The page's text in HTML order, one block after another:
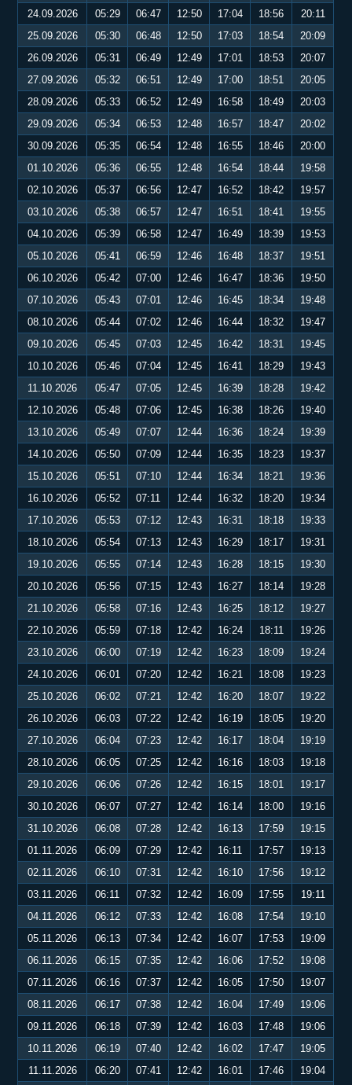
24.09.2026
05:29 06:47 12:50 17:04 18:56
20:11
25.09.2026
05:30 06:48 12:50 17:03 18:54
20:09
26.09.2026
05:31 06:49 12:49 17:01 18:53
20:07
27.09.2026
05:32 06:51 12:49 17:00 18:51
20:05
28.09.2026
05:33 06:52 12:49 16:58 18:49
20:03
29.09.2026
05:34 06:53 12:48 16:57 18:47
20:02
30.09.2026
05:35 06:54 12:48 16:55 18:46
20:00
01.10.2026
05:36 06:55 12:48 16:54 18:44
19:58
02.10.2026
05:37 06:56 12:47 16:52 18:42
19:57
03.10.2026
05:38 06:57 12:47 16:51 18:41
19:55
04.10.2026
05:39 06:58 12:47 16:49 18:39
19:53
05.10.2026
05:41 06:59 12:46 16:48 18:37
19:51
06.10.2026
05:42 07:00 12:46 16:47 18:36
19:50
07.10.2026
05:43 07:01 12:46 16:45 18:34
19:48
08.10.2026
05:44 07:02 12:46 16:44 18:32
19:47
09.10.2026
05:45 07:03 12:45 16:42 18:31
19:45
10.10.2026
05:46 07:04 12:45 16:41 18:29
19:43
11.10.2026
05:47 07:05 12:45 16:39 18:28
19:42
12.10.2026
05:48 07:06 12:45 16:38 18:26
19:40
13.10.2026
05:49 07:07 12:44 16:36 18:24
19:39
14.10.2026
05:50 07:09 12:44 16:35 18:23
19:37
15.10.2026
05:51 07:10 12:44 16:34 18:21
19:36
16.10.2026
05:52 07:11 12:44 16:32 18:20
19:34
17.10.2026
05:53 07:12 12:43 16:31 18:18
19:33
18.10.2026
05:54 07:13 12:43 16:29 18:17
19:31
19.10.2026
05:55 07:14 12:43 16:28 18:15
19:30
20.10.2026
05:56 07:15 12:43 16:27 18:14
19:28
21.10.2026
05:58 07:16 12:43 16:25 18:12
19:27
22.10.2026
05:59 07:18 12:42 16:24 18:11
19:26
23.10.2026
06:00 07:19 12:42 16:23 18:09
19:24
24.10.2026
06:01 07:20 12:42 16:21 18:08
19:23
25.10.2026
06:02 07:21 12:42 16:20 18:07
19:22
26.10.2026
06:03 07:22 12:42 16:19 18:05
19:20
27.10.2026
06:04 07:23 12:42 16:17 18:04
19:19
28.10.2026
06:05 07:25 12:42 16:16 18:03
19:18
29.10.2026
06:06 07:26 12:42 16:15 18:01
19:17
30.10.2026
06:07 07:27 12:42 16:14 18:00
19:16
31.10.2026
06:08 07:28 12:42 16:13 17:59
19:15
01.11.2026
06:09 07:29 12:42 16:11 17:57
19:13
02.11.2026
06:10 07:31 12:42 16:10 17:56
19:12
03.11.2026
06:11 07:32 12:42 16:09 17:55
19:11
04.11.2026
06:12 07:33 12:42 16:08 17:54
19:10
05.11.2026
06:13 07:34 12:42 16:07 17:53
19:09
06.11.2026
06:15 07:35 12:42 16:06 17:52
19:08
07.11.2026
06:16 07:37 12:42 16:05 17:50
19:07
08.11.2026
06:17 07:38 12:42 16:04 17:49
19:06
09.11.2026
06:18 07:39 12:42 16:03 17:48
19:06
10.11.2026
06:19 07:40 12:42 16:02 17:47
19:05
11.11.2026
06:20 07:41 12:42 16:01 17:46
19:04